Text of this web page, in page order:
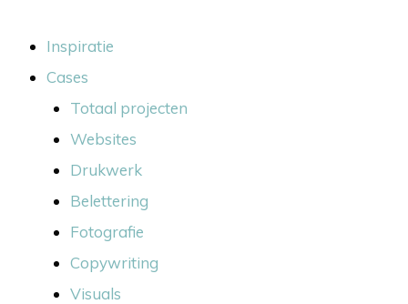
naar
Inspiratie
Cases
Totaal projecten
Websites
Drukwerk
Belettering
Fotografie
Copywriting
Visuals